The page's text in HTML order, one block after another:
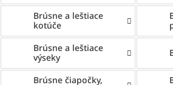
Brúsne a leštiace
kotúče
Brúsne a leštiace
výseky
Brúsne čiapočky,